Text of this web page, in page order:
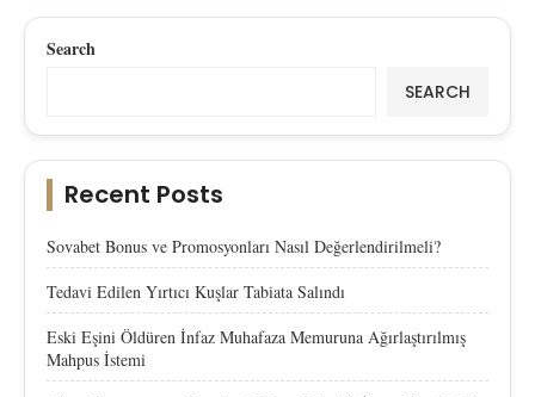
Search
SEARCH
Recent Posts
Sovabet Bonus ve Promosyonları Nasıl Değerlendirilmeli?
Tedavi Edilen Yırtıcı Kuşlar Tabiata Salındı
Eski Eşini Öldüren İnfaz Muhafaza Memuruna Ağırlaştırılmış
Mahpus İstemi